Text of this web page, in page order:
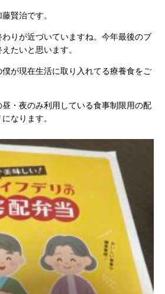
賢治です。
りが近づいていますね。今年最後のブ
たいと思います。
が現在生活に取り入れてる療養食をご
・夜のみ利用している食事制限用の配
なります。